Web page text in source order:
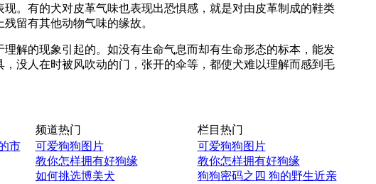
。有的犬对皮革气味也表现出恐惧感，就是对由皮革制成的鞋类
留有其他动物气味的缘故。
解的现象引起的。如没有生命气息而却有生命形态的标本，能发
，没人在时被风吹动的门，张开的伞等，都使犬难以理解而感到毛
市
频道热门
可爱狗狗图片
教你怎样拥有好狗缘
如何挑选博美犬
栏目热门
可爱狗狗图片
教你怎样拥有好狗缘
狗狗密码之四 狗的野生近亲